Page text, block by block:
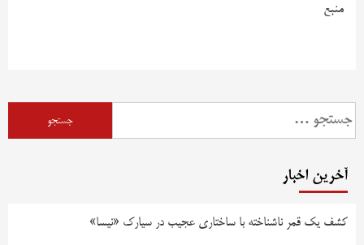
منبع
آخرین اخبار
کشف یک قمر ناشناخته با ساختاری عجیب در سیارک «نیسا»